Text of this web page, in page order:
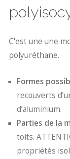
C'est une une
polyuréthane.
Formes
recouverts
d’aluminium.
Parties de la
toits.
propriétés